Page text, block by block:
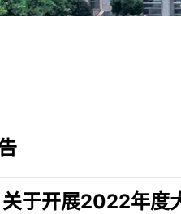
关于开展2022年度